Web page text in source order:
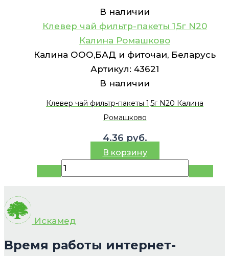
В наличии
Клевер чай фильтр-пакеты 1,5г N20
Калина Ромашково
Калина ООО,БАД и фиточаи, Беларусь
Артикул: 43621
В наличии
Клевер чай фильтр-пакеты 1,5г N20 Калина
Ромашково
4.36 руб.
В корзину
Искамед
Время работы интернет-